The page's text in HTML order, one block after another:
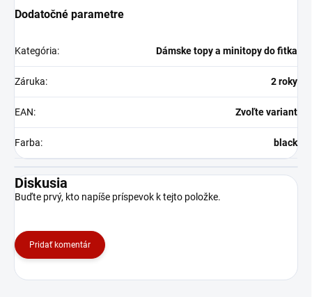
Dodatočné parametre
Kategória: Dámske topy a minitopy do fitka
Záruka: 2 roky
EAN: Zvoľte variant
Farba: black
Diskusia
Buďte prvý, kto napíše príspevok k tejto položke.
Pridať komentár